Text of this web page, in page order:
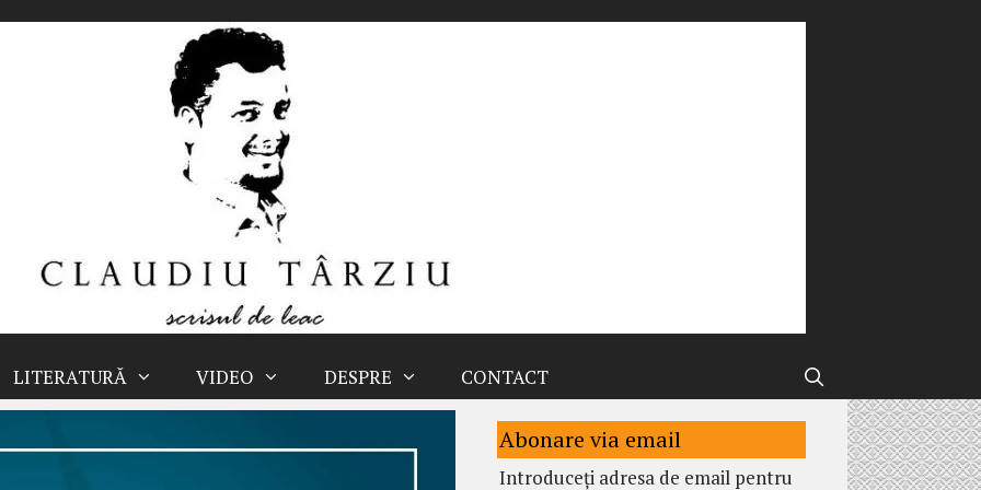
LITERATURĂ VIDEO DESPRE CONTACT
Abonare via email
Introduceți adresa de email pentru